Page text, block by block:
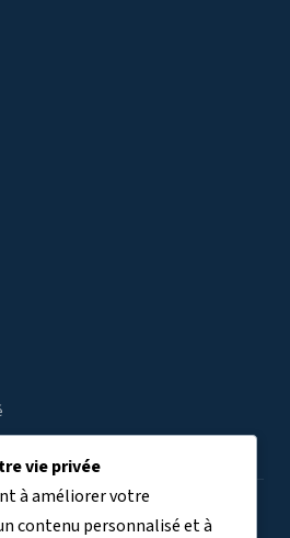
vie privée
à améliorer votre
contenu personnalisé et à